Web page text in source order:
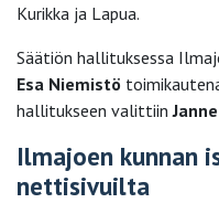
Kurikka ja Lapua.
Säätiön hallituksessa
Esa Niemistö
hallitukseen valittiin
Ilmajoen kunnan
nettisivuilta